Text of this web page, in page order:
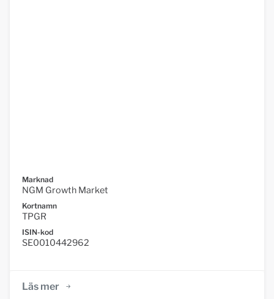
Marknad
NGM Growth Market
Kortnamn
TPGR
ISIN-kod
SE0010442962
Läs mer